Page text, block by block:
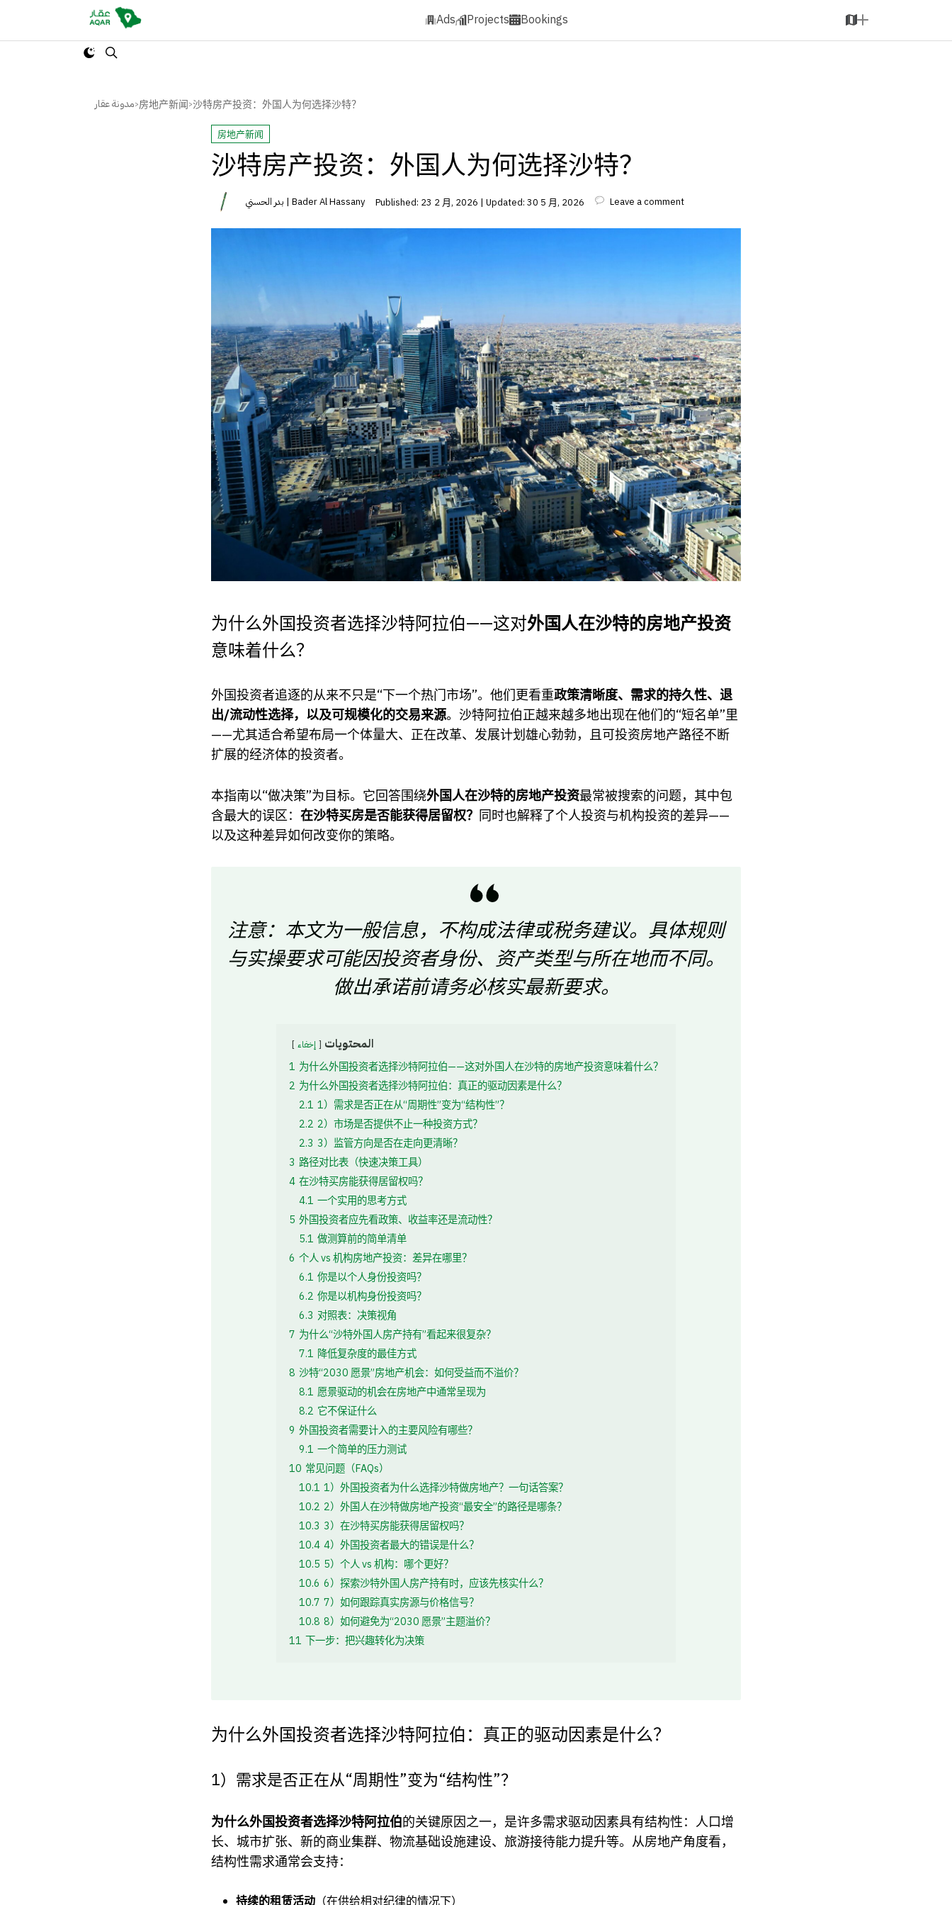
Ads Projects Bookings
M
a
A
d
مدونة عقار>房地产新闻>沙特房产投资：外国人为何选择沙特？
房地产新闻
沙特房产投资：外国人为何选择沙特？
بدر الحسني | Bader Al Hassany Published: 23 2 月, 2026 | Updated: 30 5 月, 2026 Leave a comment
为什么外国投资者选择沙特阿拉伯——这对外国人在沙特的房地产投资
意味着什么？
外国投资者追逐的从来不只是“下一个热门市场”。他们更看重政策清晰度、需求的持久性、退
出/流动性选择，以及可规模化的交易来源。沙特阿拉伯正越来越多地出现在他们的“短名单”里
——尤其适合希望布局一个体量大、正在改革、发展计划雄心勃勃，且可投资房地产路径不断
扩展的经济体的投资者。
本指南以“做决策”为目标。它回答围绕外国人在沙特的房地产投资最常被搜索的问题，其中包
含最大的误区： 在沙特买房是否能获得居留权？ 同时也解释了个人投资与机构投资的差异——
以及这种差异如何改变你的策略。
注意：本文为一般信息，不构成法律或税务建议。具体规则
与实操要求可能因投资者身份、资产类型与所在地而不同。
做出承诺前请务必核实最新要求。
المحتويات إخفاء
1 为什么外国投资者选择沙特阿拉伯——这对外国人在沙特的房地产投资意味着什么？
2 为什么外国投资者选择沙特阿拉伯：真正的驱动因素是什么？
2.1 1）需求是否正在从“周期性”变为“结构性”？
2.2 2）市场是否提供不止一种投资方式？
2.3 3）监管方向是否在走向更清晰？
3 路径对比表（快速决策工具）
4 在沙特买房能获得居留权吗？
4.1 一个实用的思考方式
5 外国投资者应先看政策、收益率还是流动性？
5.1 做测算前的简单清单
6 个人 vs 机构房地产投资：差异在哪里？
6.1 你是以个人身份投资吗？
6.2 你是以机构身份投资吗？
6.3 对照表：决策视角
7 为什么“沙特外国人房产持有”看起来很复杂？
7.1 降低复杂度的最佳方式
8 沙特“2030 愿景”房地产机会：如何受益而不溢价？
8.1 愿景驱动的机会在房地产中通常呈现为
8.2 它不保证什么
9 外国投资者需要计入的主要风险有哪些？
9.1 一个简单的压力测试
10 常见问题（FAQs）
10.1 1）外国投资者为什么选择沙特做房地产？一句话答案？
10.2 2）外国人在沙特做房地产投资“最安全”的路径是哪条？
10.3 3）在沙特买房能获得居留权吗？
10.4 4）外国投资者最大的错误是什么？
10.5 5）个人 vs 机构：哪个更好？
10.6 6）探索沙特外国人房产持有时，应该先核实什么？
10.7 7）如何跟踪真实房源与价格信号？
10.8 8）如何避免为“2030 愿景”主题溢价？
11 下一步：把兴趣转化为决策
为什么外国投资者选择沙特阿拉伯：真正的驱动因素是什么？
1）需求是否正在从“周期性”变为“结构性”？
为什么外国投资者选择沙特阿拉伯的关键原因之一，是许多需求驱动因素具有结构性：人口增
长、城市扩张、新的商业集群、物流基础设施建设、旅游接待能力提升等。从房地产角度看，
结构性需求通常会支持：